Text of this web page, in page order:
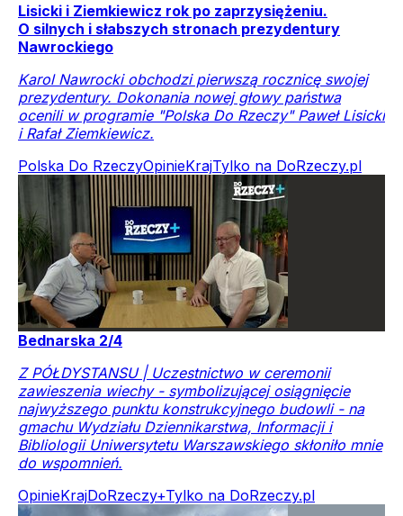
Lisicki i Ziemkiewicz rok po zaprzysiężeniu.
O silnych i słabszych stronach prezydentury
Nawrockiego
Karol Nawrocki obchodzi pierwszą rocznicę swojej
prezydentury. Dokonania nowej głowy państwa
ocenili w programie "Polska Do Rzeczy" Paweł Lisicki
i Rafał Ziemkiewicz.
Polska Do RzeczyOpinieKrajTylko na DoRzeczy.pl
Bednarska 2/4
Z PÓŁDYSTANSU | Uczestnictwo w ceremonii
zawieszenia wiechy - symbolizującej osiągnięcie
najwyższego punktu konstrukcyjnego budowli - na
gmachu Wydziału Dziennikarstwa, Informacji i
Bibliologii Uniwersytetu Warszawskiego skłoniło mnie
do wspomnień.
OpinieKrajDoRzeczy+Tylko na DoRzeczy.pl